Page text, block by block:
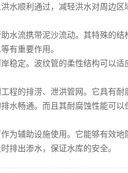
顺利通过，减轻洪水对周边区
流携带泥沙流动。其特殊的结
有重要作用。
定。波纹管的柔性结构可以适
的排涝、泄洪管网。它具有耐
水畅通。而且其耐腐蚀性能可
辅助设施使用。它能够有效地
排出渗水，保证水库的安全。